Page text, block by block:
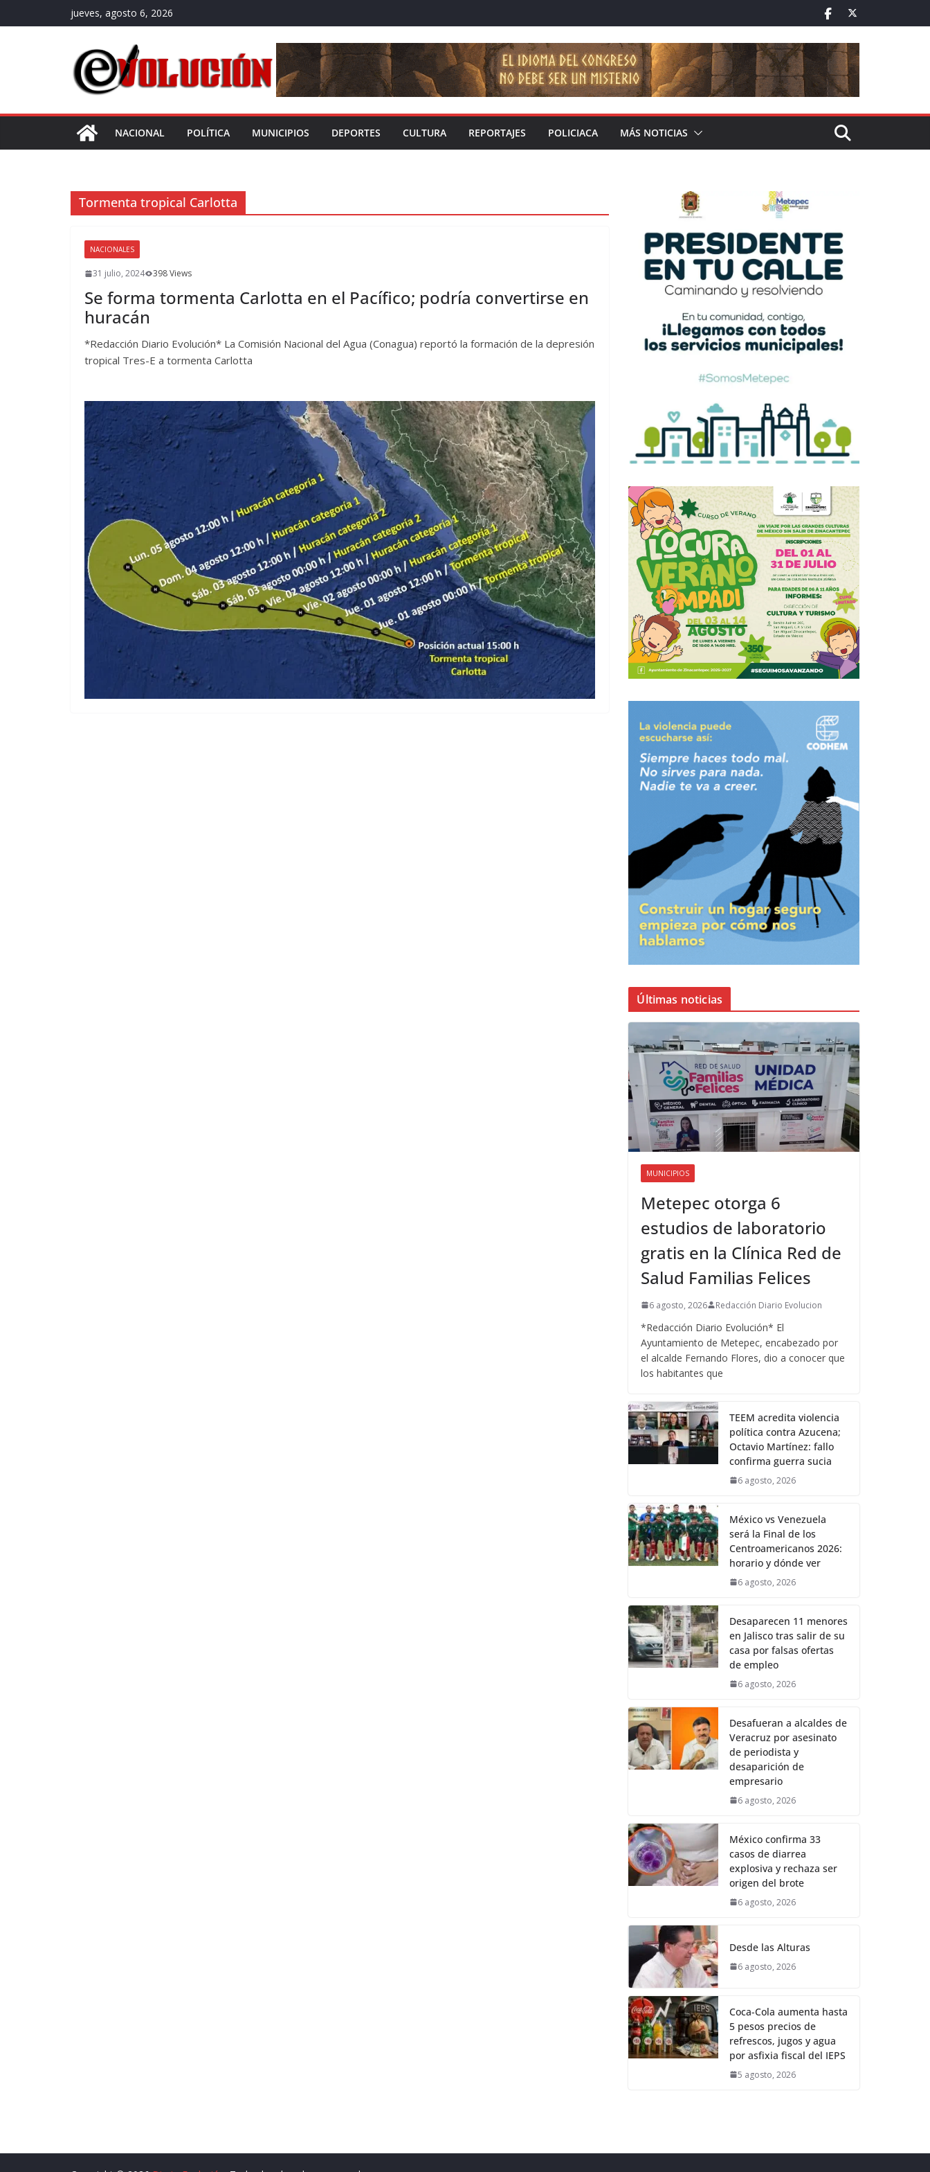
al
jueves, agosto 6, 2026
NACIONAL POLÍTICA MUNICIPIOS DEPORTES CULTURA REPORTAJES POLICIACA MÁS NOTICIAS
Tormenta tropical Carlotta
NACIONALES
31 julio, 2024 398 Views
Se forma tormenta Carlotta en el Pacífico; podría convertirse en
huracán
*Redacción Diario Evolución* La Comisión Nacional del Agua (Conagua) reportó la formación de la depresión
tropical Tres-E a tormenta Carlotta
Últimas noticias
MUNICIPIOS
Metepec otorga 6
estudios de laboratorio
gratis en la Clínica Red de
Salud Familias Felices
6 agosto, 2026 Redacción Diario Evolucion
*Redacción Diario Evolución* El
Ayuntamiento de Metepec, encabezado por
el alcalde Fernando Flores, dio a conocer que
los habitantes que
TEEM acredita violencia
política contra Azucena;
Octavio Martínez: fallo
confirma guerra sucia
6 agosto, 2026
México vs Venezuela
será la Final de los
Centroamericanos 2026:
horario y dónde ver
6 agosto, 2026
Desaparecen 11 menores
en Jalisco tras salir de su
casa por falsas ofertas
de empleo
6 agosto, 2026
Desafueran a alcaldes de
Veracruz por asesinato
de periodista y
desaparición de
empresario
6 agosto, 2026
México confirma 33
casos de diarrea
explosiva y rechaza ser
origen del brote
6 agosto, 2026
Desde las Alturas
6 agosto, 2026
Coca-Cola aumenta hasta
5 pesos precios de
refrescos, jugos y agua
por asfixia fiscal del IEPS
5 agosto, 2026